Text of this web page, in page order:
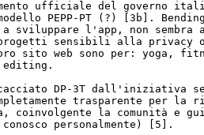
ufficiale del governo
PEPP-PT (?) [3b].
l'app, non sembra
progetti sensibili alla privacy
sito web sono per: yoga,
cacciato DP-3T dall'iniziativa
trasparente per
coinvolgente la comunità e
personalmente) [5].